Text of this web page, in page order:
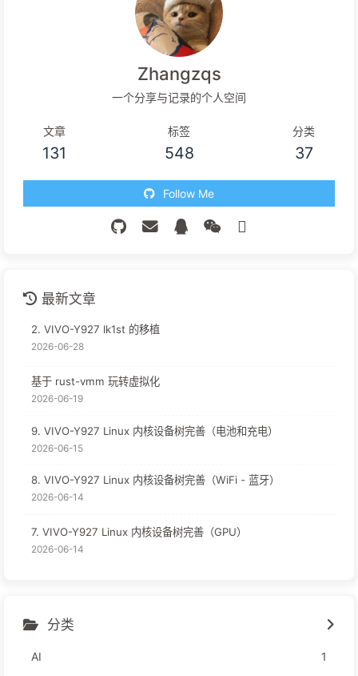
Zhangzqs
一个分享与记录的个人空间
文章
131
标签
548
分类
37
Follow Me
最新文章
2. VIVO-Y927 lk1st 的移植
2026-06-28
基于 rust-vmm 玩转虚拟化
2026-06-19
9. VIVO-Y927 Linux 内核设备树完善（电池和充电）
2026-06-15
8. VIVO-Y927 Linux 内核设备树完善（WiFi - 蓝牙）
2026-06-14
7. VIVO-Y927 Linux 内核设备树完善（GPU）
2026-06-14
分类
AI
1